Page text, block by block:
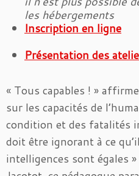
les hébergements
Inscription en ligne
Présentation des
« Tous capables ! »
sur les capacités de
condition et des fatalités
doit être ignorant à ce
intelligences sont égales